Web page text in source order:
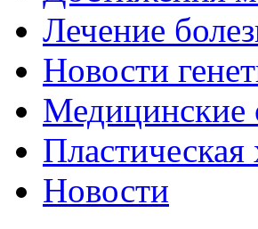
Лечение
Новости
Медицинские
Пластическая
Новости